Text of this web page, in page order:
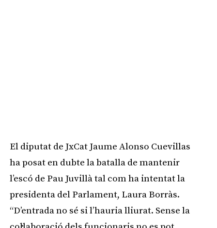
El diputat de JxCat Jaume Alonso Cuevillas
ha posat en dubte la batalla de mantenir
l’escó de Pau Juvillà tal com ha intentat la
presidenta del Parlament, Laura Borràs.
“D’entrada no sé si l’hauria lliurat. Sense la